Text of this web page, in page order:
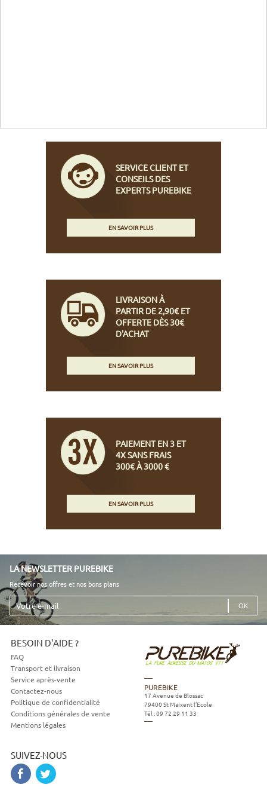
SERVICE CLIENT ET
CONSEILS DES
EXPERTS PUREBIKE
EN SAVOIR PLUS
LIVRAISON À
PARTIR DE 2,90€ ET
OFFERTE DÈS 30€
D'ACHAT
EN SAVOIR PLUS
PAIEMENT EN 3 ET
4X SANS FRAIS
300€ À 3000 €
EN SAVOIR PLUS
LA NEWSLETTER PUREBIKE
Recevoir nos offres et nos bons plans
Votre
e-
mail
BESOIN D'AIDE ?
FAQ
Transport et livraison
Service après-vente
Contactez-nous
Politique de confidentialité
Conditions générales de vente
Mentions légales
SUIVEZ-NOUS
PUREBIKE
17 Avenue de Blossac
79400 St Maixent l'Ecole
Tél :09 72 29 11 33